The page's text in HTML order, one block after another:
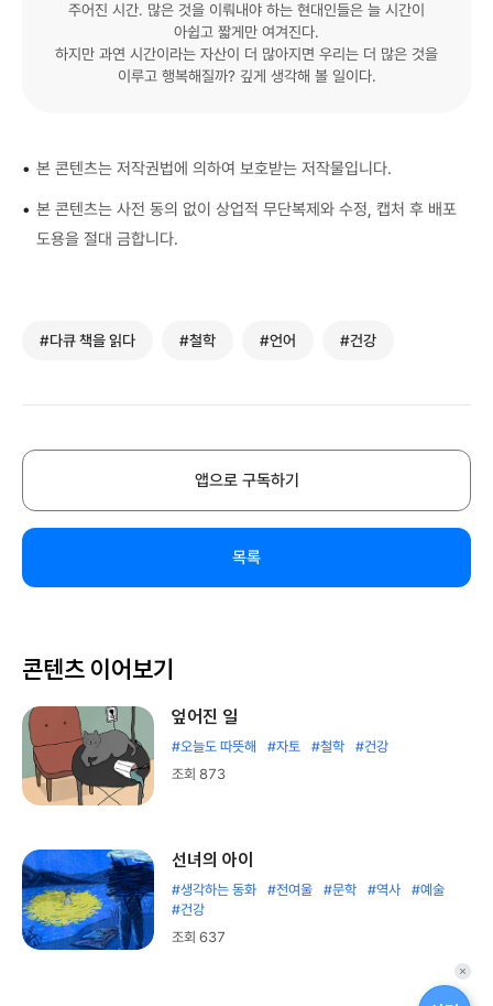
주어진 시간. 많은 것을 이뤄내야 하는 현대인들은 늘 시간이
아쉽고 짧게만 여겨진다.
하지만 과연 시간이라는 자산이 더 많아지면 우리는 더 많은 것을
이루고 행복해질까? 깊게 생각해 볼 일이다.
• 본 콘텐츠는 저작권법에 의하여 보호받는 저작물입니다.
• 본 콘텐츠는 사전 동의 없이 상업적 무단복제와 수정, 캡처 후 배포
도용을 절대 금합니다.
#다큐 책을 읽다 #철학 #언어 #건강
앱으로 구독하기
목록
콘텐츠 이어보기
엎어진 일
#오늘도 따뜻해 #자토 #철학
#건강
조회 873
선녀의 아이
#생각하는 동화 #전여울 #문학 #역사
#예술
#건강
조회 637
퀵
메